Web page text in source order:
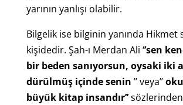
yarının yanlışı olabilir.
Bilgelik ise bilginin yanında Hikmet
kişidedir. Şah-ı Merdan Ali ‘’sen
bir beden sanıyorsun, oysaki iki
dürülmüş içinde senin ’’ veya’’
büyük kitap insandır’’sözlerinden